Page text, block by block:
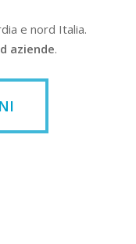
e nord Italia.
aziende.